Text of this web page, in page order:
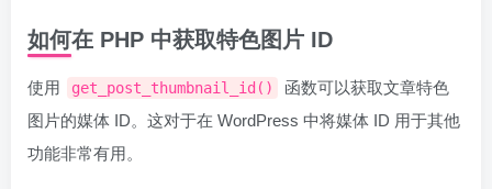
如何在 PHP 中获取特色图片 ID
使用 get_post_thumbnail_id()
函数可以获取文章特色
图片的媒体 ID。这对于在 WordPress 中将媒体 ID 用于其他
功能非常有用。